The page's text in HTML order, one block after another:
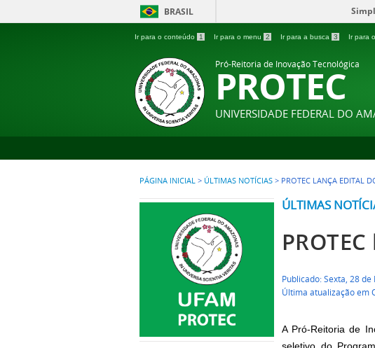
BRASIL
Ir para o conteúdo 1 Ir para o menu 2 Ir para a busca 3 Ir para
Pró-Reitoria de Inovação Tecnológica
PROTEC
UNIVERSIDADE FEDERAL DO
PÁGINA INICIAL > ÚLTIMAS NOTÍCIAS > PROTEC LANÇA EDITAL
ÚLTIMAS
Publicado: Sexta, 28
Última atualização em
A Pró-Reitoria de